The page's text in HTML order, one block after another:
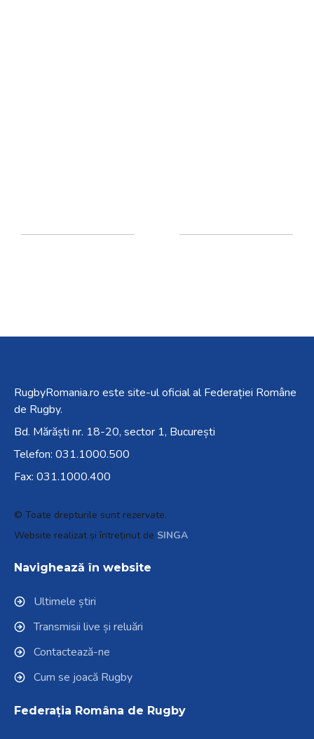
RugbyRomania.ro este site-ul oficial al Federației Române
de Rugby.
Bd. Mărăști nr. 18-20, sector 1, București
Telefon: 031.1000.500
Fax: 031.1000.400
© Toate drepturile sunt rezervate.
Website realizat și întreținut de SINGA
Navighează în website
Ultimele știri
Transmisii live și reluări
Contactează-ne
Cum se joacă Rugby
Federația Româna de Rugby